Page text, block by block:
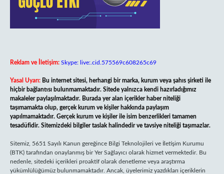
Reklam ve İletişim: Skype: live:.cid.575569c608265c69
Yasal Uyarı: Bu internet sitesi, herhangi bir marka, kurum veya şahıs şirketi ile
hiçbir bağlantısı bulunmamaktadır. Sitede yalnızca kendi hazırladığımız
makaleler paylaşılmaktadır. Burada yer alan içerikler haber niteliği
taşımamakta olup, gerçek kurum ve kişiler hakkında paylaşım
yapılmamaktadır. Gerçek kurum ve kişiler ile isim benzerlikleri tamamen
tesadüfidir. Sitemizdeki bilgiler taslak halindedir ve tavsiye niteliği taşımazlar.
Sitemiz, 5651 Sayılı Kanun gereğince Bilgi Teknolojileri ve İletişim Kurumu
(BTK) tarafından onaylanmış bir Yer Sağlayıcı olarak hizmet vermektedir. Bu
nedenle, sitedeki içerikleri proaktif olarak denetleme veya araştırma
yükümlülüğümüz bulunmamaktadır. Ancak, üyelerimiz yazdıkları içeriklerin